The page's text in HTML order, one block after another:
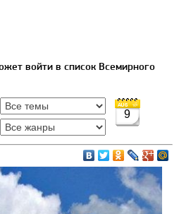
войти в список Всемирного
9